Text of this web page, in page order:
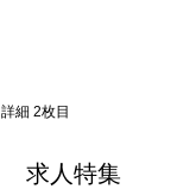
細 2枚目
求人特集